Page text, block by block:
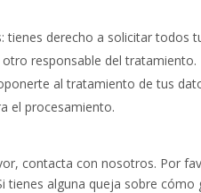
tienes derecho a solicitar todos
responsable del tratamiento.
al tratamiento de tus
el procesamiento.
contacta con nosotros. Por
tienes alguna queja sobre